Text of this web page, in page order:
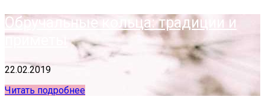
Обручальные кольца: традиции и
приметы
22.02.2019
Читать подробнее